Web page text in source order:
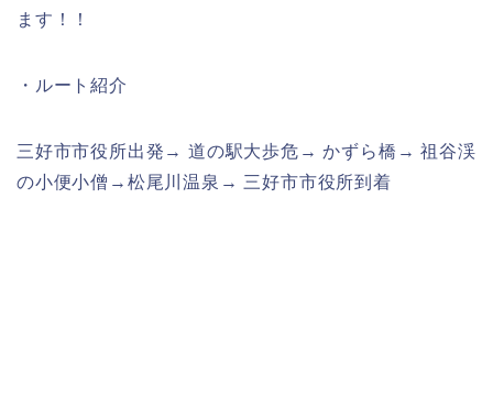
ます！！
・ルート紹介
三好市市役所出発→ 道の駅大歩危→ かずら橋→ 祖谷渓
の小便小僧→松尾川温泉→ 三好市市役所到着